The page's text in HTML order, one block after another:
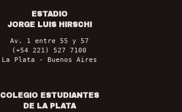
ESTADIO
JORGE LUIS HIRSCHI
Av. 1 entre 55 y 57
(+54 221) 527 7100
La Plata - Buenos Aires
COLEGIO ESTUDIANTES
DE LA PLATA